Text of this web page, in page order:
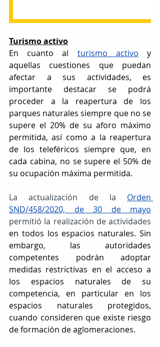
Turismo activo
En cuanto al turismo activo y
aquellas cuestiones que puedan
afectar a sus actividades, es
importante destacar se podrá
proceder a la reapertura de los
parques naturales siempre que no se
supere el 20% de su aforo máximo
permitida, así como a la reapertura
de los teleféricos siempre que, en
cada cabina, no se supere el 50% de
su ocupación máxima permitida.
La actualización de la Orden
SND/458/2020, de 30 de mayo
en todos los espacios naturales. Sin
embargo, las autoridades
competentes podrán adoptar
medidas restrictivas en el acceso a
los espacios naturales de su
competencia, en particular en los
espacios naturales protegidos,
cuando consideren que existe riesgo
de formación de aglomeraciones.